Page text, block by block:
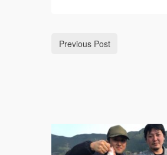
Previous Post